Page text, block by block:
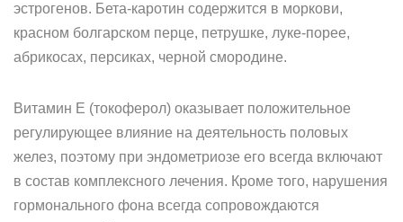
эстрогенов. Бета-каротин содержится в моркови,
красном болгарском перце, петрушке, луке-порее,
абрикосах, персиках, черной смородине.
Витамин Е (токоферол) оказывает положительное
регулирующее влияние на деятельность половых
желез, поэтому при эндометриозе его всегда включают
в состав комплексного лечения. Кроме того, нарушения
гормонального фона всегда сопровождаются